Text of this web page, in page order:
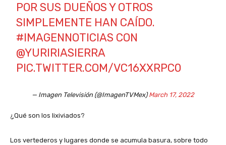
POR SUS DUEÑOS Y OTROS
SIMPLEMENTE HAN CAÍDO.
#IMAGENNOTICIAS CON
@YURIRIASIERRA
PIC.TWITTER.COM/VC16XXRPC0
— Imagen Televisión (@ImagenTVMex)March 17, 2022
¿Qué son los lixiviados?
Los vertederos y lugares donde se acumula basura, sobre todo